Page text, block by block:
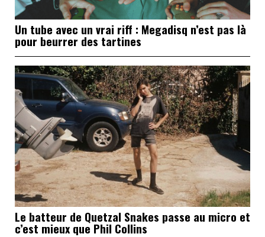
Un tube avec un vrai riff : Megadisq n’est pas là
pour beurrer des tartines
Le batteur de Quetzal Snakes passe au micro et
c’est mieux que Phil Collins